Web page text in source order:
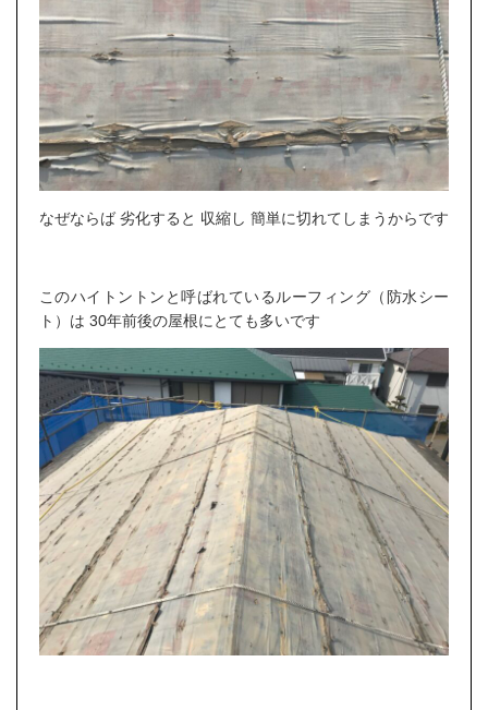
なぜならば 劣化すると 収縮し 簡単に切れてしまうからです
このハイトントンと呼ばれているルーフィング（防水シー
ト）は 30年前後の屋根にとても多いです